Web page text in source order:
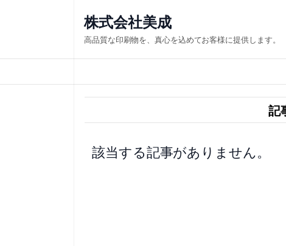
ス
キ
株式会社美成
高品質な印刷物を、真心を込めてお客様に提供します。
記
該当する記事がありません。